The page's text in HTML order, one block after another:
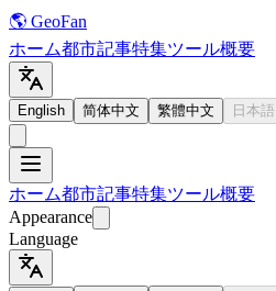
🌎 GeoFan
ホーム都市記事特集ツール概要
English 简体中文 繁體中文 日本語
ホーム都市記事特集ツール概要
Appearance
Language